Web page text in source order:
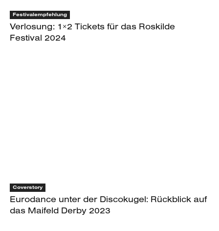
Festivalempfehlung
Verlosung: 1×2 Tickets für das Roskilde
Festival 2024
Coverstory
Eurodance unter der Discokugel: Rückblick auf
das Maifeld Derby 2023